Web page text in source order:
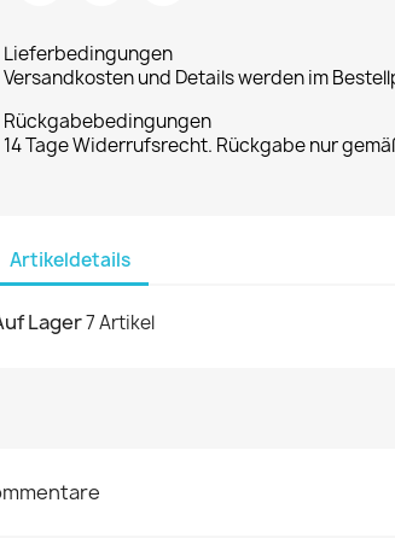
Lieferbedingungen
Versandkosten und Details werden im
Rückgabebedingungen
14 Tage Widerrufsrecht. Rückgabe nur
Artikeldetails
Lager7 Artikel